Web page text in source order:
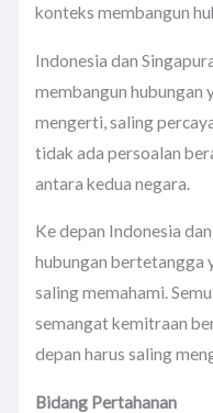
konteks membangun
Indonesia dan
membangun hubungan
mengerti, saling
tidak ada persoalan
antara kedua negara.
Ke depan Indonesia
hubungan bertetangga
saling memahami.
semangat kemitraan
depan harus saling
Bidang Pertahanan